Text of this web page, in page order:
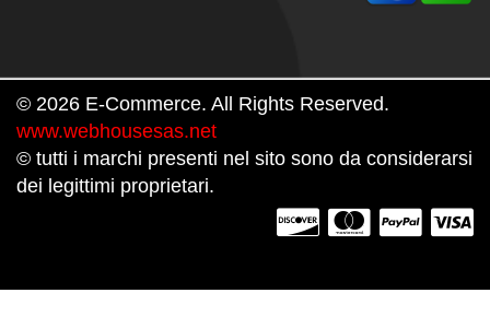
© 2026 E-Commerce. All Rights Reserved.
www.webhousesas.net
© tutti i marchi presenti nel sito sono da considerarsi
dei legittimi proprietari.